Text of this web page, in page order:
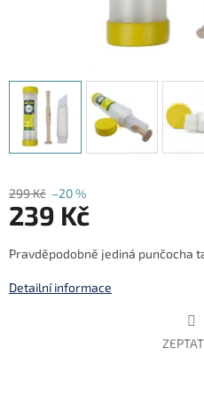
299 Kč –20 %
239 Kč
cena:
Pravděpodobně jediná punčocha
Detailní informace